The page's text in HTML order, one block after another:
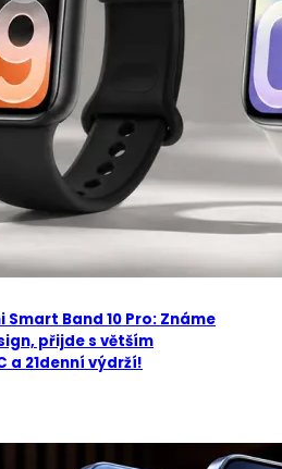
Smart Band 10 Pro: Známe
přijde s větším
a 21denní výdrží!